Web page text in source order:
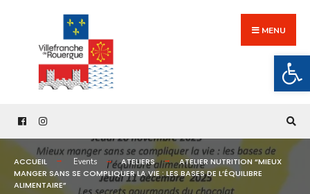
content
MENU
ACCUEIL Events ATELIERS
ATELIER NUTRITION “MIEUX
MANGER SANS SE COMPLIQUER LA VIE : LES BASES DE L’ÉQUILIBRE
ALIMENTAIRE”